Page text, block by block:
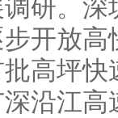
研。
开放
高坪
沿江